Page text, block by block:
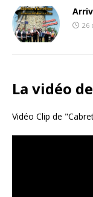
26
La vidéo
Vidéo Clip de